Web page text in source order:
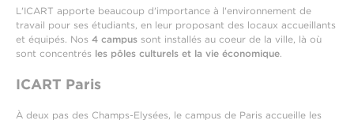
L'ICART apporte beaucoup d'importance à l'environnement de
travail pour ses étudiants, en leur proposant des locaux accueillants
et équipés. Nos 4 campus sont installés au coeur de la ville, là où
sont concentrés les pôles culturels et la vie économique.
ICART Paris
À deux pas des Champs-Elysées, le campus de Paris accueille les